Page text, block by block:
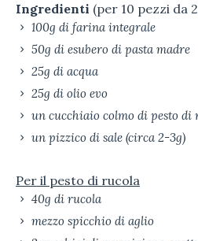
Ingredienti (per 10 pezzi da
100g di farina integrale
50g di esubero di pasta madre
25g di acqua
25g di olio evo
un cucchiaio colmo di pesto di
un pizzico di sale (circa 2-3g)
Per il pesto di rucola
40g di rucola
mezzo spicchio di aglio